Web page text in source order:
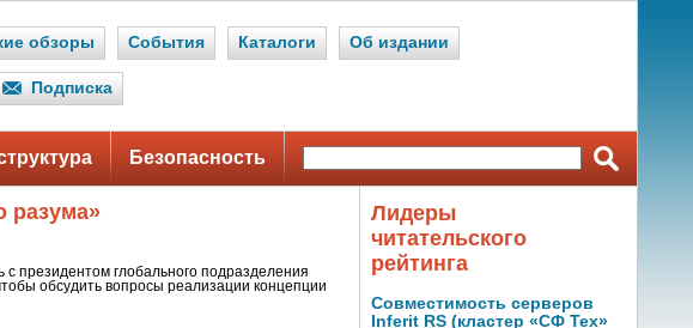
обзоры События Каталоги Об издании
Подписка
Безопасность
разума»
президентом глобального подразделения
обсудить вопросы реализации концепции
Лидеры
читательского
рейтинга
Совместимость серверов
Inferit RS (кластер «СФ Тех»